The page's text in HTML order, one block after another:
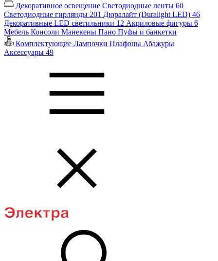
Декоративное освещение Светодиодные ленты 60
Светодиодные гирлянды 201 Дюралайт (Duralight LED) 46
Декоративные LED светильники 12 Акриловые фигуры 6
Мебель Консоли Манекены Пано Пуфы и банкетки
Комплектующие Лампочки Плафоны Абажуры
Аксессуары 49